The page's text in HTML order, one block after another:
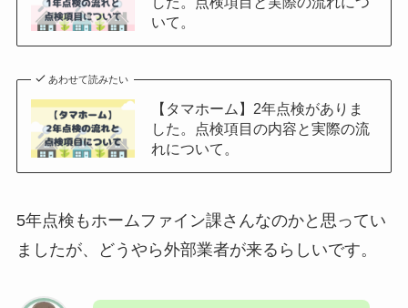
いて。
あわせて読みたい
【タマホーム】2年点検がありま
した。点検項目の内容と実際の流
れについて。
5年点検もホームファイン課さんなのかと思ってい
ましたが、どうやら外部業者が来るらしいです。